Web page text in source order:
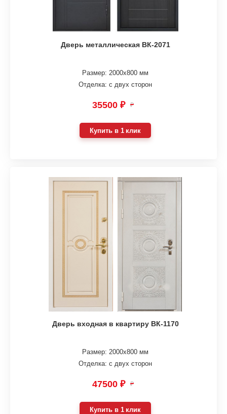
Дверь металлическая ВК-2071
Размер: 2000х800 мм
Отделка: с двух сторон
35500 ₽ ₽
Купить в 1 клик
Дверь входная в квартиру ВК-1170
Размер: 2000х800 мм
Отделка: с двух сторон
47500 ₽ ₽
Купить в 1 клик